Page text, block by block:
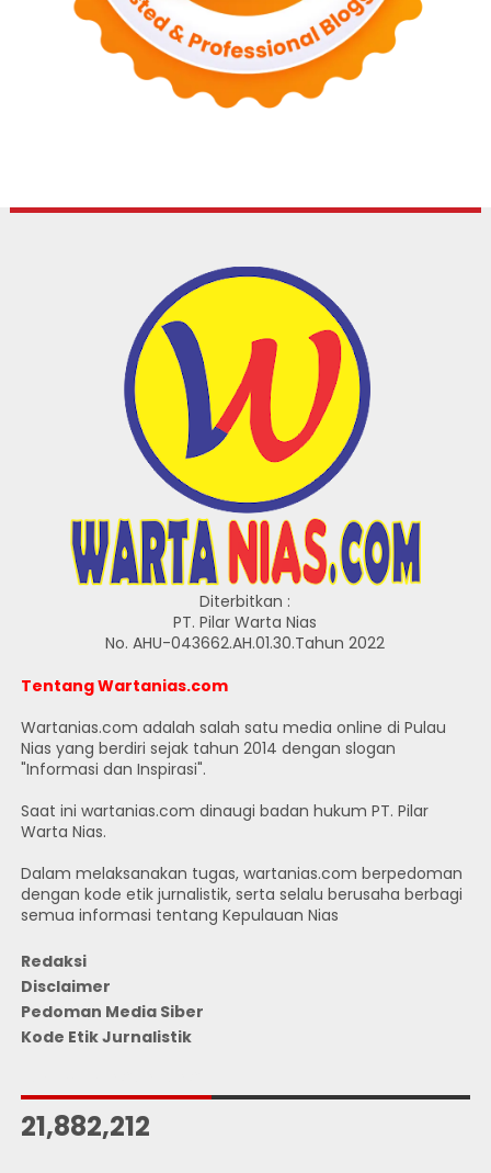
Diterbitkan :
PT. Pilar Warta Nias
No. AHU-043662.AH.01.30.Tahun 2022
Tentang Wartanias.com
Wartanias.com adalah salah satu media online di Pulau
Nias yang berdiri sejak tahun 2014 dengan slogan
"Informasi dan Inspirasi".
Saat ini wartanias.com dinaugi badan hukum PT. Pilar
Warta Nias.
Dalam melaksanakan tugas, wartanias.com berpedoman
dengan kode etik jurnalistik, serta selalu berusaha berbagi
semua informasi tentang Kepulauan Nias
Redaksi
Disclaimer
Pedoman Media Siber
Kode Etik Jurnalistik
21,882,212